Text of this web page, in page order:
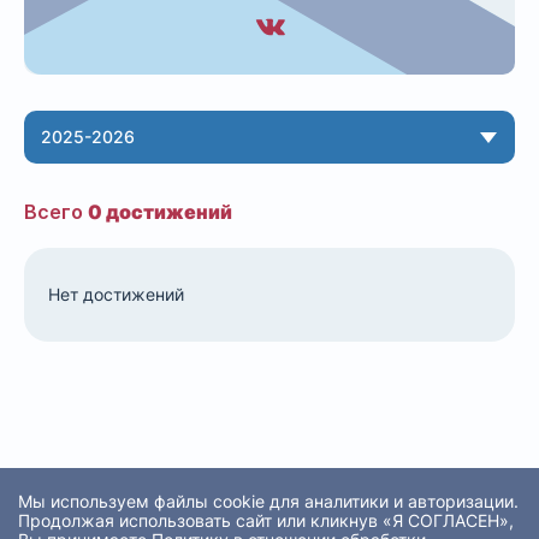
2025-2026
Всего 0 достижений
Нет достижений
Мы используем файлы cookie для аналитики и авторизации.
Продолжая использовать сайт или кликнув «Я СОГЛАСЕН»,